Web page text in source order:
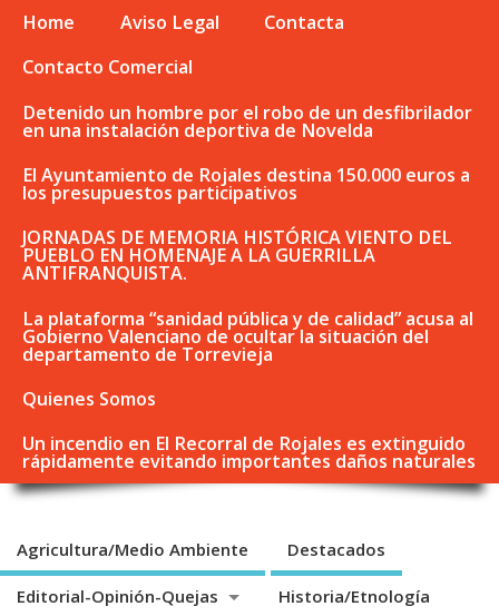
Home Aviso Legal
Contacta
Contacto Comercial
Detenido un hombre por el robo de un desfibrilador
en una instalación deportiva de Novelda
El Ayuntamiento de Rojales destina 150.000 euros a
los presupuestos participativos
JORNADAS DE MEMORIA HISTÓRICA VIENTO DEL
PUEBLO EN HOMENAJE A LA GUERRILLA
ANTIFRANQUISTA.
La plataforma “sanidad pública y de calidad” acusa al
Gobierno Valenciano de ocultar la situación del
departamento de Torrevieja
Quienes Somos
Un incendio en El Recorral de Rojales es extinguido
rápidamente evitando importantes daños naturales
Agricultura/Medio Ambiente Destacados
Editorial-Opinión-Quejas Historia/Etnología